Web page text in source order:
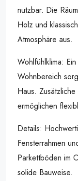
nutzbar. Die
Holz und
Atmosphäre aus.
Wohlfühlklima:
Wohnbereich
Haus.
ermöglichen
Details:
Fensterrahmen
Parkettböden im
solide Bauweise.